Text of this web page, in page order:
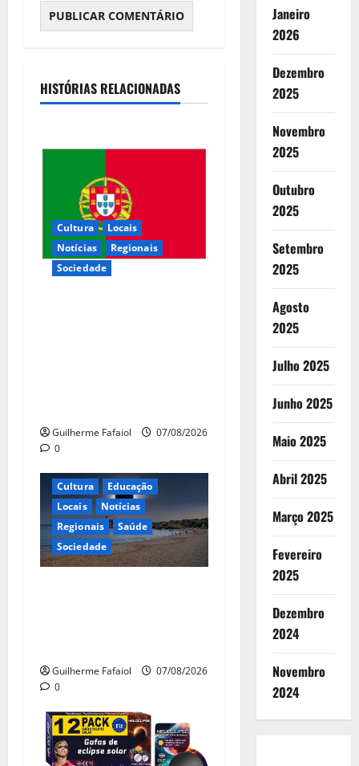
HISTÓRIAS RELACIONADAS
Cultura
Locais
Notícias
Regionais
Sociedade
Guilherme Fafaiol
07/08/2026
0
Cultura
Educação
Locais
Notícias
Regionais
Saúde
Sociedade
Guilherme Fafaiol
07/08/2026
0
Janeiro
2026
Dezembro
2025
Novembro
2025
Outubro
2025
Setembro
2025
Agosto
2025
Julho 2025
Junho 2025
Maio 2025
Abril 2025
Março 2025
Fevereiro
2025
Dezembro
2024
Novembro
2024